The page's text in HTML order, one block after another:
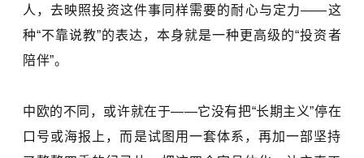
人，去映照投资这件事同样需要的耐心与定力——这
种“不靠说教”的表达，本身就是一种更高级的“投资者
陪伴”。
中欧的不同，或许就在于——它没有把“长期主义”停在
口号或海报上，而是试图用一套体系，再加一部坚持